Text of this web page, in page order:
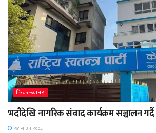
फिचर-ब्यानर
भदौदेखि नागरिक संवाद कार्यक्रम सञ्चालन गर्दै
२४ साउन २०८३,